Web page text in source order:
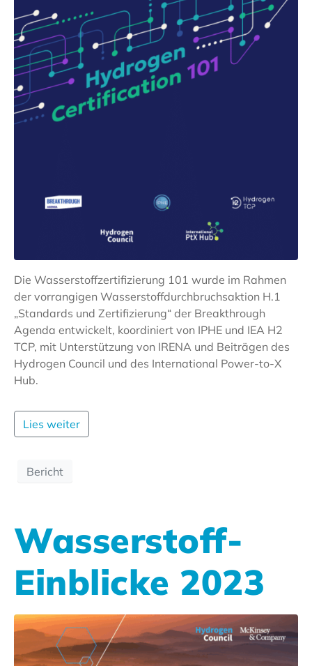
Die Wasserstoffzertifizierung 101 wurde im Rahmen
der vorrangigen Wasserstoffdurchbruchsaktion H.1
„Standards und Zertifizierung“ der Breakthrough
Agenda entwickelt, koordiniert von IPHE und IEA H2
TCP, mit Unterstützung von IRENA und Beiträgen des
Hydrogen Council und des International Power-to-X
Hub.
Lies weiter
Bericht
Wasserstoff-
Einblicke 2023